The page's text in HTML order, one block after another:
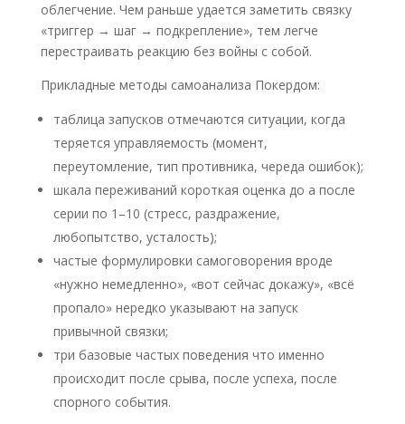
облегчение. Чем раньше удается заметить связку
«триггер → шаг → подкрепление», тем легче
перестраивать реакцию без войны с собой.
Прикладные методы самоанализа Покердом:
таблица запусков отмечаются ситуации, когда
теряется управляемость (момент,
переутомление, тип противника, череда ошибок);
шкала переживаний короткая оценка до а после
серии по 1–10 (стресс, раздражение,
любопытство, усталость);
частые формулировки самоговорения вроде
«нужно немедленно», «вот сейчас докажу», «всё
пропало» нередко указывают на запуск
привычной связки;
три базовые частых поведения что именно
происходит после срыва, после успеха, после
спорного события.